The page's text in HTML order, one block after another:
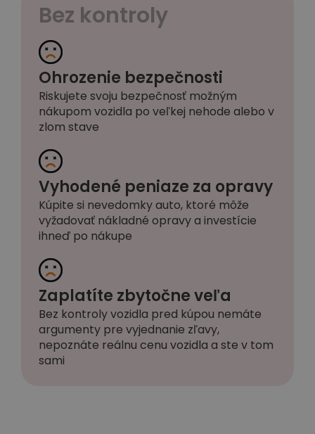
Bez kontroly
Ohrozenie bezpečnosti
Riskujete svoju bezpečnosť možným
nákupom vozidla po veľkej nehode alebo v
zlom stave
Vyhodené peniaze za opravy
Kúpite si nevedomky auto, ktoré môže
vyžadovať nákladné opravy a investície
ihneď po nákupe
Zaplatíte zbytočne veľa
Bez kontroly vozidla pred kúpou nemáte
argumenty pre vyjednanie zľavy,
nepoznáte reálnu cenu vozidla a ste v tom
sami